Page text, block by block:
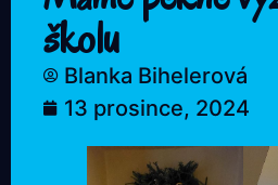
školu
Blanka Bihelerová
13 prosince, 2024